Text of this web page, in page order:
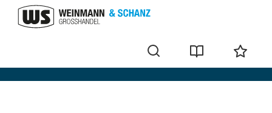
Ionisationselektroden